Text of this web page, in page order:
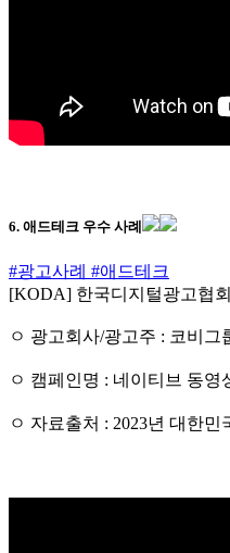
6. 애드테크 우수 사례
#광고사례 #애드테크
[KODA] 한국디지털광고협회
ㅇ 광고회사/광고주 : 코비그
ㅇ 캠페인명 : 네이티브 동
ㅇ 자료출처 : 2023년 대한